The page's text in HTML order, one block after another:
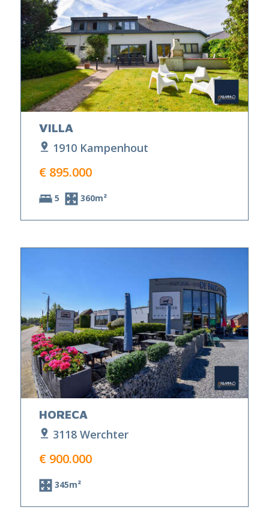
VILLA
1910 Kampenhout
€ 895.000
5 360m²
HORECA
3118 Werchter
€ 900.000
345m²